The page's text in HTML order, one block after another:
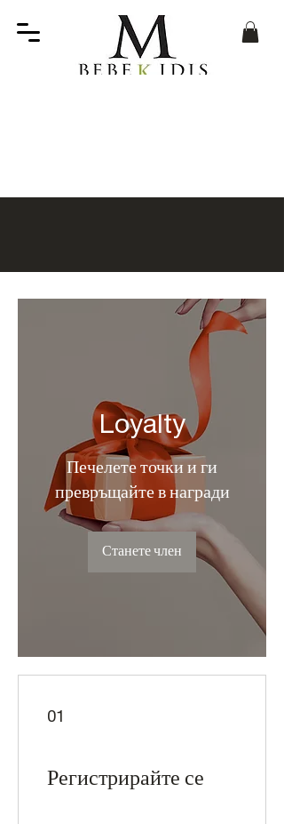
Loyalty
Печелете точки и ги
превръщайте в награди
Станете член
01
Регистрирайте се